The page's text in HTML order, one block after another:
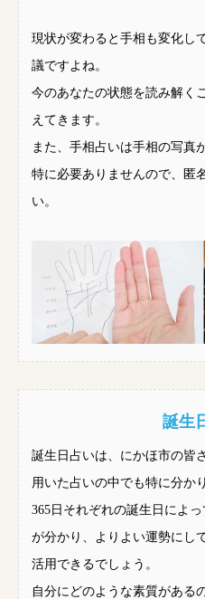
現状が変わると手相も変化し
議ですよね。
今のあなたの状態を読み解く
えてきます。
また、手相占いは手相の写真
特に必要ありませんので、匿
い。
誕生
誕生日占いは、にかほ市の皆
用いた占いの中でも特に分か
365日それぞれの誕生日によ
が分かり、よりよい運勢にし
活用できるでしょう。
自分にどのような素質がある